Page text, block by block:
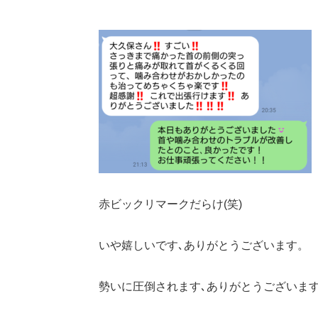
赤ビックリマークだらけ(笑)
いや嬉しいです､ありがとうございます。
勢いに圧倒されます､ありがとうございま